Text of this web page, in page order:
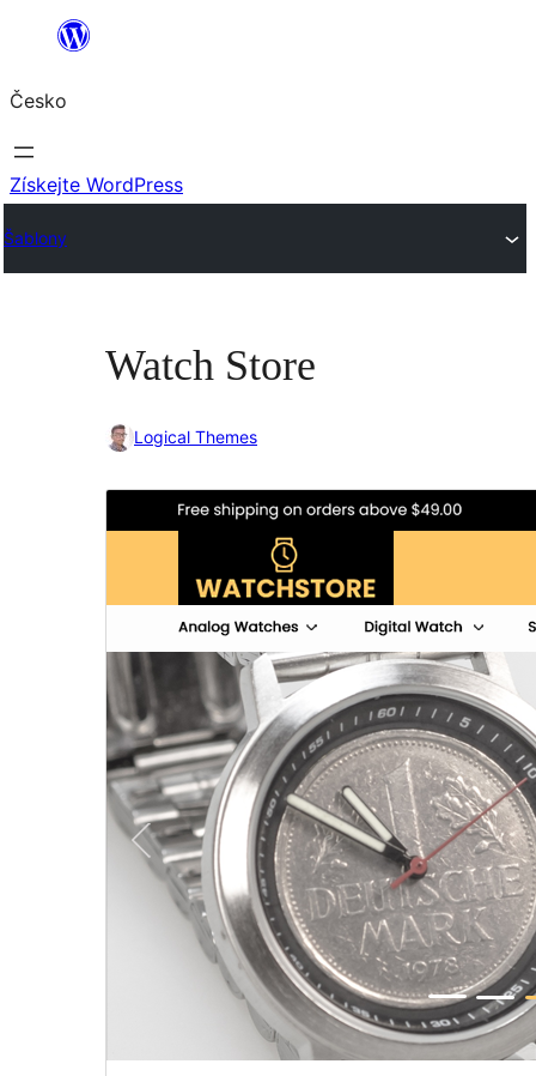
Přeskočit
obsah
Česko
Získejte WordPress
Šablony
Watch Store
Logical Themes